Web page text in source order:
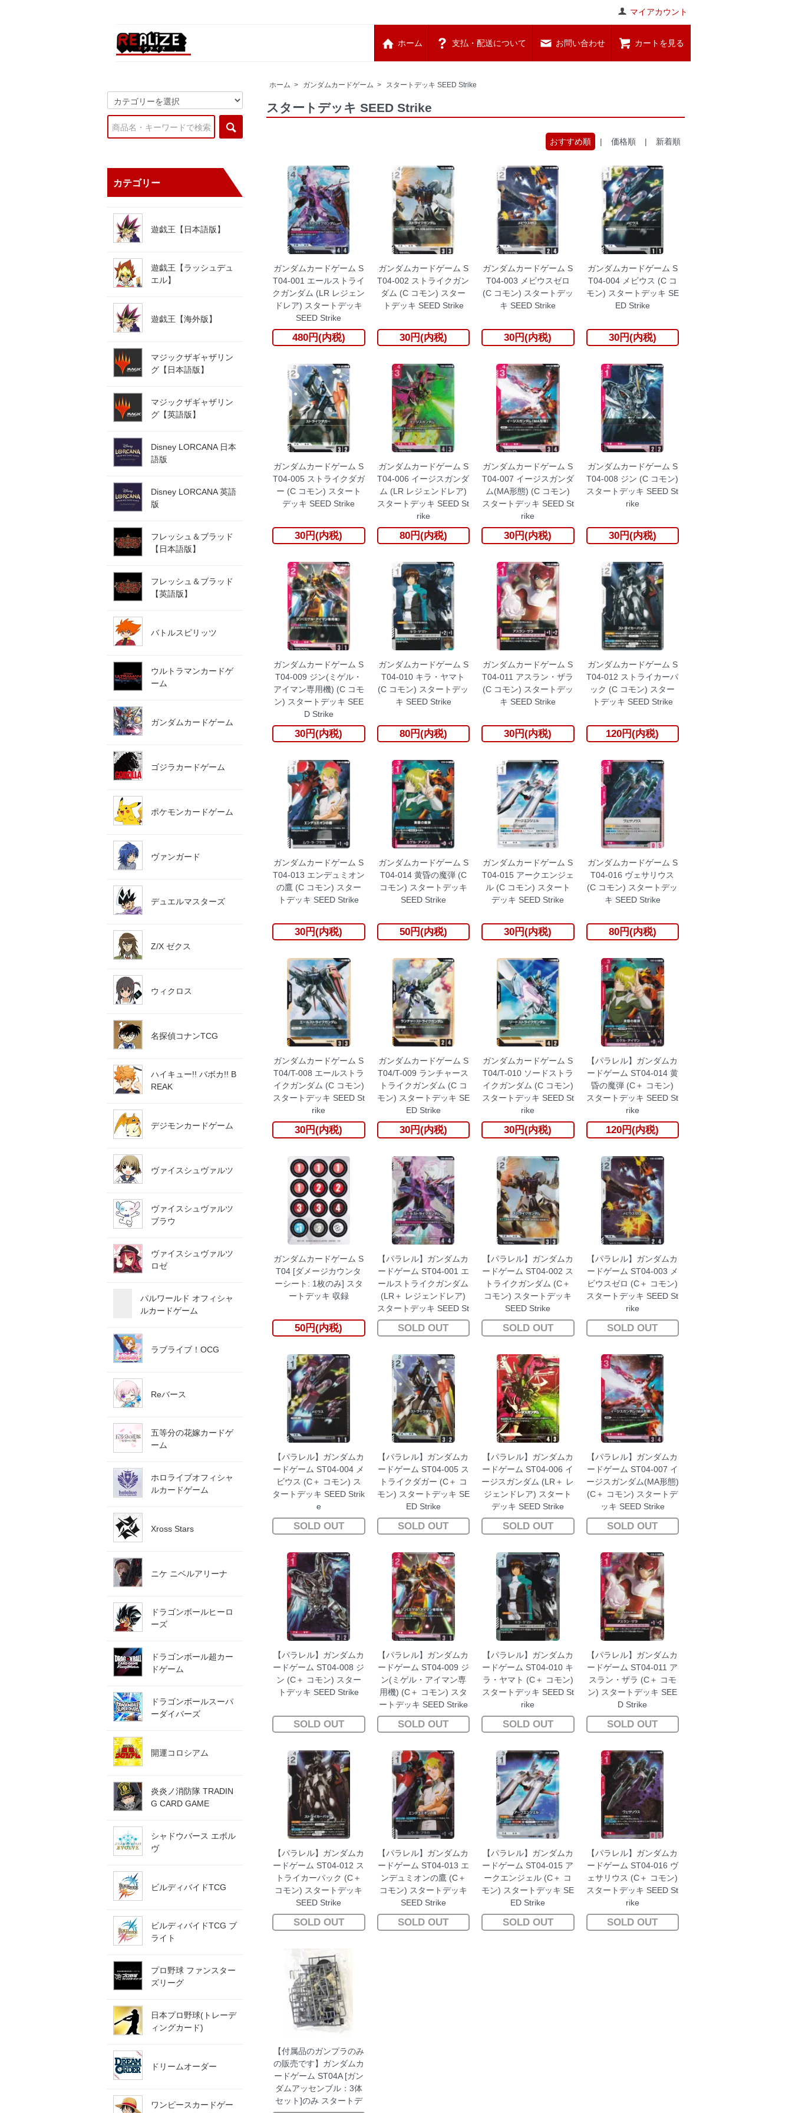
マイアカウント
ホーム 支払・配送について お問い合わせ カートを見る
ホーム > ガンダムカードゲーム > スタートデッキ SEED Strike
スタートデッキ SEED Strike
おすすめ順 | 価格順 | 新着順
ガンダムカードゲーム S
T04-001 エールストライ
クガンダム (LR レジェン
ドレア) スタートデッキ
SEED Strike
480円(内税)
ガンダムカードゲーム S
T04-002 ストライクガン
ダム (C コモン) スター
トデッキ SEED Strike
30円(内税)
ガンダムカードゲーム S
T04-003 メビウスゼロ
(C コモン) スタートデッ
キ SEED Strike
30円(内税)
ガンダムカードゲーム S
T04-004 メビウス (C コ
モン) スタートデッキ SE
ED Strike
30円(内税)
ガンダムカードゲーム S
T04-005 ストライクダガ
ー (C コモン) スタート
デッキ SEED Strike
30円(内税)
ガンダムカードゲーム S
T04-006 イージスガンダ
ム (LR レジェンドレア)
スタートデッキ SEED St
rike
80円(内税)
ガンダムカードゲーム S
T04-007 イージスガンダ
ム(MA形態) (C コモン)
スタートデッキ SEED St
rike
30円(内税)
ガンダムカードゲーム S
T04-008 ジン (C コモン)
スタートデッキ SEED St
rike
30円(内税)
ガンダムカードゲーム S
T04-009 ジン(ミゲル・
アイマン専用機) (C コモ
ン) スタートデッキ SEE
D Strike
30円(内税)
ガンダムカードゲーム S
T04-010 キラ・ヤマト
(C コモン) スタートデッ
キ SEED Strike
80円(内税)
ガンダムカードゲーム S
T04-011 アスラン・ザラ
(C コモン) スタートデッ
キ SEED Strike
30円(内税)
ガンダムカードゲーム S
T04-012 ストライカーパ
ック (C コモン) スター
トデッキ SEED Strike
120円(内税)
ガンダムカードゲーム S
T04-013 エンデュミオン
の鷹 (C コモン) スター
トデッキ SEED Strike
30円(内税)
ガンダムカードゲーム S
T04-014 黄昏の魔弾 (C
コモン) スタートデッキ
SEED Strike
50円(内税)
ガンダムカードゲーム S
T04-015 アークエンジェ
ル (C コモン) スタート
デッキ SEED Strike
30円(内税)
ガンダムカードゲーム S
T04-016 ヴェサリウス
(C コモン) スタートデッ
キ SEED Strike
80円(内税)
ガンダムカードゲーム S
T04/T-008 エールストラ
イクガンダム (C コモン)
スタートデッキ SEED St
rike
30円(内税)
ガンダムカードゲーム S
T04/T-009 ランチャース
トライクガンダム (C コ
モン) スタートデッキ SE
ED Strike
30円(内税)
ガンダムカードゲーム S
T04/T-010 ソードストラ
イクガンダム (C コモン)
スタートデッキ SEED St
rike
30円(内税)
【パラレル】ガンダムカ
ードゲーム ST04-014 黄
昏の魔弾 (C＋ コモン)
スタートデッキ SEED St
rike
120円(内税)
ガンダムカードゲーム S
T04 [ダメージカウンタ
ーシート: 1枚のみ] スタ
ートデッキ 収録
50円(内税)
【パラレル】ガンダムカ
ードゲーム ST04-001 エ
ールストライクガンダム
(LR＋ レジェンドレア)
スタートデッキ SEED St
rike
SOLD OUT
【パラレル】ガンダムカ
ードゲーム ST04-002 ス
トライクガンダム (C＋
コモン) スタートデッキ
SEED Strike
SOLD OUT
【パラレル】ガンダムカ
ードゲーム ST04-003 メ
ビウスゼロ (C＋ コモン)
スタートデッキ SEED St
rike
SOLD OUT
【パラレル】ガンダムカ
ードゲーム ST04-004 メ
ビウス (C＋ コモン) ス
タートデッキ SEED Strik
e
SOLD OUT
【パラレル】ガンダムカ
ードゲーム ST04-005 ス
トライクダガー (C＋ コ
モン) スタートデッキ SE
ED Strike
SOLD OUT
【パラレル】ガンダムカ
ードゲーム ST04-006 イ
ージスガンダム (LR＋ レ
ジェンドレア) スタート
デッキ SEED Strike
SOLD OUT
【パラレル】ガンダムカ
ードゲーム ST04-007 イ
ージスガンダム(MA形態)
(C＋ コモン) スタートデ
ッキ SEED Strike
SOLD OUT
【パラレル】ガンダムカ
ードゲーム ST04-008 ジ
ン (C＋ コモン) スター
トデッキ SEED Strike
SOLD OUT
【パラレル】ガンダムカ
ードゲーム ST04-009 ジ
ン(ミゲル・アイマン専
用機) (C＋ コモン) スタ
ートデッキ SEED Strike
SOLD OUT
【パラレル】ガンダムカ
ードゲーム ST04-010 キ
ラ・ヤマト (C＋ コモン)
スタートデッキ SEED St
rike
SOLD OUT
【パラレル】ガンダムカ
ードゲーム ST04-011 ア
スラン・ザラ (C＋ コモ
ン) スタートデッキ SEE
D Strike
SOLD OUT
【パラレル】ガンダムカ
ードゲーム ST04-012 ス
トライカーパック (C＋
コモン) スタートデッキ
SEED Strike
SOLD OUT
【パラレル】ガンダムカ
ードゲーム ST04-013 エ
ンデュミオンの鷹 (C＋
コモン) スタートデッキ
SEED Strike
SOLD OUT
【パラレル】ガンダムカ
ードゲーム ST04-015 ア
ークエンジェル (C＋ コ
モン) スタートデッキ SE
ED Strike
SOLD OUT
【パラレル】ガンダムカ
ードゲーム ST04-016 ヴ
ェサリウス (C＋ コモン)
スタートデッキ SEED St
rike
SOLD OUT
【付属品のガンプラのみ
の販売です】ガンダムカ
ードゲーム ST04A [ガン
ダムアッセンブル：3体
セット]のみ スタートデ
カテゴリー
遊戯王【日本語版】
遊戯王【ラッシュデュ
エル】
遊戯王【海外版】
マジックザギャザリン
グ【日本語版】
マジックザギャザリン
グ【英語版】
Disney LORCANA 日本
語版
Disney LORCANA 英語
版
フレッシュ＆ブラッド
【日本語版】
フレッシュ＆ブラッド
【英語版】
バトルスピリッツ
ウルトラマンカードゲ
ーム
ガンダムカードゲーム
ゴジラカードゲーム
ポケモンカードゲーム
ヴァンガード
デュエルマスターズ
Z/X ゼクス
ウィクロス
名探偵コナンTCG
ハイキュー!! バボカ!! B
REAK
デジモンカードゲーム
ヴァイスシュヴァルツ
ヴァイスシュヴァルツ
ブラウ
ヴァイスシュヴァルツ
ロゼ
パルワールド オフィシャ
ルカードゲーム
ラブライブ！OCG
Reバース
五等分の花嫁カードゲ
ーム
ホロライブオフィシャ
ルカードゲーム
Xross Stars
ニケ ニベルアリーナ
ドラゴンボールヒーロ
ーズ
ドラゴンボール超カー
ドゲーム
ドラゴンボールスーパ
ーダイバーズ
開運コロシアム
炎炎ノ消防隊 TRADIN
G CARD GAME
シャドウバース エボル
ヴ
ビルディバイドTCG
ビルディバイドTCG ブ
ライト
プロ野球 ファンスター
ズリーグ
日本プロ野球(トレーデ
ィングカード)
ドリームオーダー
ワンピースカードゲー